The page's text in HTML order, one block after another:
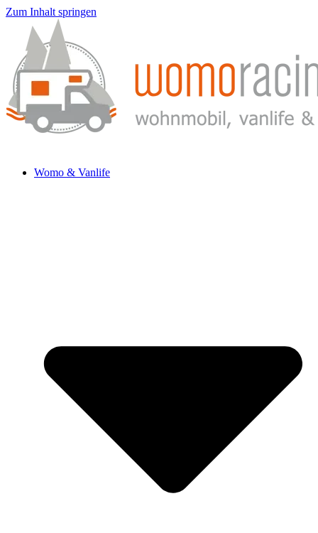
Zum Inhalt springen
Womo & Vanlife